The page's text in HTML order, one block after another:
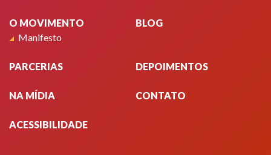
O MOVIMENTO
Manifesto
BLOG
PARCERIAS DEPOIMENTOS
NA MÍDIA CONTATO
ACESSIBILIDADE